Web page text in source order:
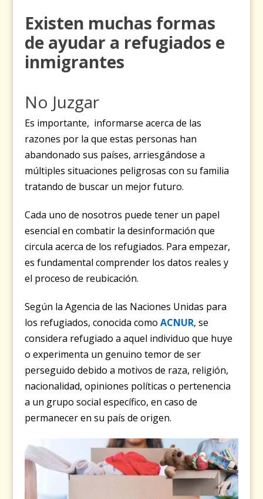
Existen muchas formas
de ayudar a refugiados e
inmigrantes
No Juzgar
Es importante, informarse acerca de las
razones por la que estas personas han
abandonado sus países, arriesgándose a
múltiples situaciones peligrosas con su familia
tratando de buscar un mejor futuro.
Cada uno de nosotros puede tener un papel
esencial en combatir la desinformación que
circula acerca de los refugiados. Para empezar,
es fundamental comprender los datos reales y
el proceso de reubicación.
Según la Agencia de las Naciones Unidas para
los refugiados, conocida comoACNUR, se
considera refugiado a aquel individuo que huye
o experimenta un genuino temor de ser
perseguido debido a motivos de raza, religión,
nacionalidad, opiniones políticas o pertenencia
a un grupo social específico, en caso de
permanecer en su país de origen.